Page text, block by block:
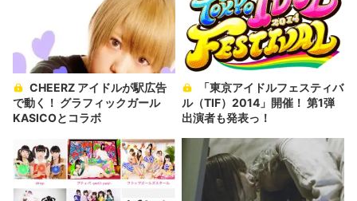
で動く！ グラフィックガール
KASICOとコラボ
ル（TIF）2014」開催！ 第1弾
出演者も発表っ！